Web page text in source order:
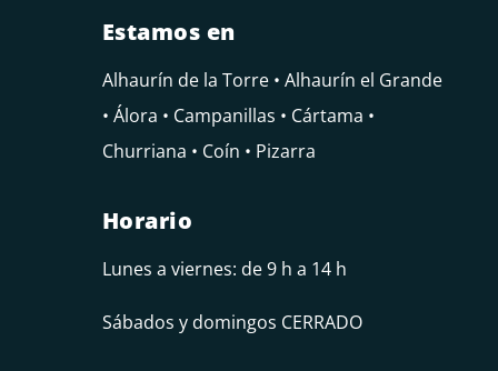
Estamos en
Alhaurín de la Torre • Alhaurín el Grande
• Álora • Campanillas • Cártama •
Churriana • Coín • Pizarra
Horario
Lunes a viernes: de 9 h a 14 h
Sábados y domingos CERRADO